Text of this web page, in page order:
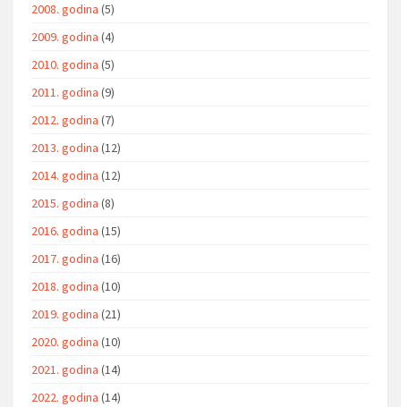
2008. godina (5)
2009. godina (4)
2010. godina (5)
2011. godina (9)
2012. godina (7)
2013. godina (12)
2014. godina (12)
2015. godina (8)
2016. godina (15)
2017. godina (16)
2018. godina (10)
2019. godina (21)
2020. godina (10)
2021. godina (14)
2022. godina (14)